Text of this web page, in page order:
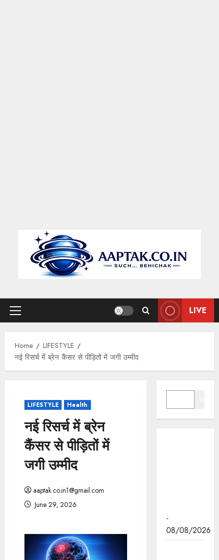
Primary
LIVE
Home
LIFESTYLE
नई रिसर्च में ब्रेन कैंसर से पीड़ितों में जगी उम्मीद
LIFESTYLE Health
नई रिसर्च में ब्रेन
कैंसर से पीड़ितों में
जगी उम्मीद
aaptak.co.in1@gmail.com
June 29, 2026
-
08/08/2026